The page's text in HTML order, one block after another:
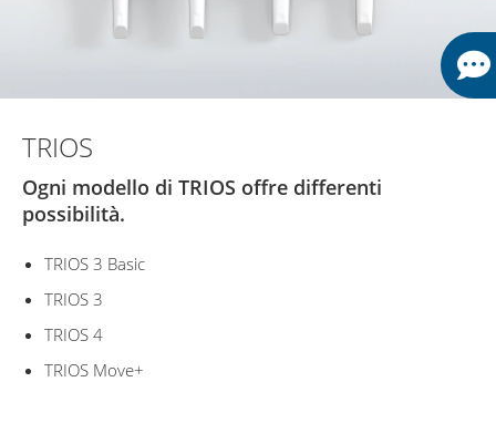
TRIOS
Ogni modello di TRIOS offre differenti
possibilità.
TRIOS 3 Basic
TRIOS 3
TRIOS 4
TRIOS Move+